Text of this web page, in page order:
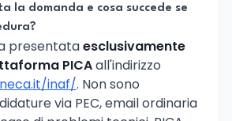
la domanda e cosa succede se
presentataesclusivamente
PICAall'indirizzo
inaf/. Non sono
via PEC, email ordinaria